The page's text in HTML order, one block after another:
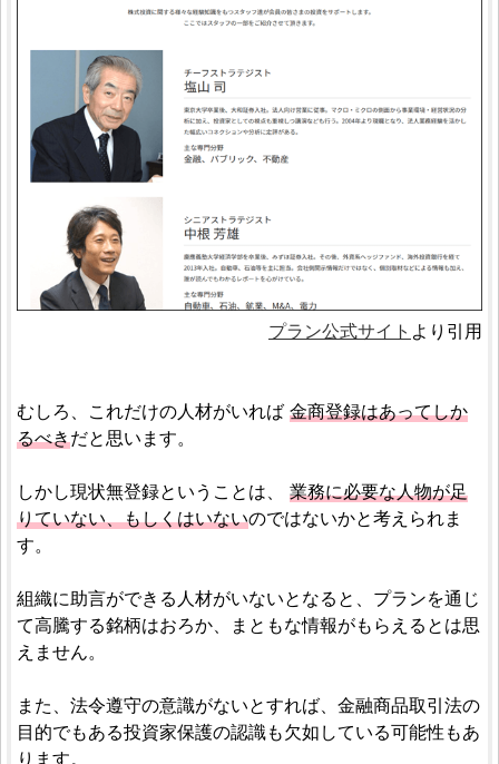
プラン公式サイト より引用
むしろ、これだけの人材がいれば 金商登録はあってしか
るべきだと思います。
しかし現状無登録ということは、 業務に必要な人物が足
りていない、もしくはいないのではないかと考えられま
す。
組織に助言ができる人材がいないとなると、プランを通じ
て高騰する銘柄はおろか、まともな情報がもらえるとは思
えません。
また、法令遵守の意識がないとすれば、金融商品取引法の
目的でもある投資家保護の認識も欠如している可能性もあ
ります。